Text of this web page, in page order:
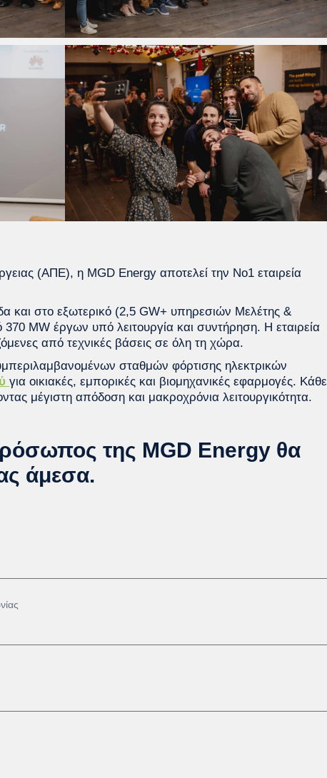
(ΑΠΕ), η MGD Energy αποτελεί την Νο1 εταιρεία
και στο εξωτερικό (2,5 GW+ υπηρεσιών Μελέτης &
MW έργων υπό λειτουργία και συντήρηση. Η εταιρεία
από τεχνικές βάσεις σε όλη τη χώρα.
σταθμών φόρτισης ηλεκτρικών
για οικιακές, εμπορικές και βιομηχανικές εφαρμογές. Κάθε
μέγιστη απόδοση και μακροχρόνια λειτουργικότητα.
της MGD Energy θα
άμεσα.